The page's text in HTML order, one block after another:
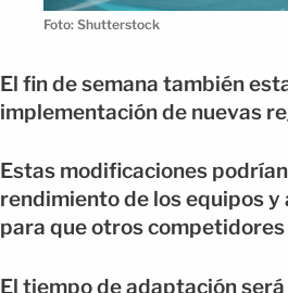
Foto: Shutterstock
El fin de semana también
implementación de nuevas
Estas modificaciones
rendimiento de los equipos
para que otros
El tiempo de adaptación